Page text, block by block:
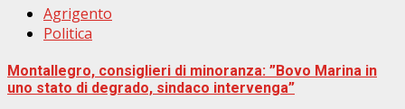
Agrigento
Politica
Montallegro, consiglieri di minoranza: ”Bovo Marina in
uno stato di degrado, sindaco intervenga”